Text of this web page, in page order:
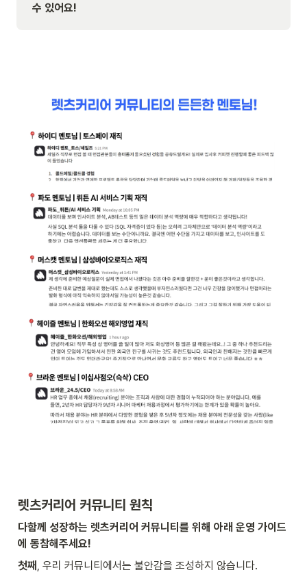
수 있어요!
렛츠커리어 커뮤니티 원칙
다함께 성장하는 렛츠커리어 커뮤니티를 위해 아래 운영 가이드
에 동참해주세요!
첫째 , 우리 커뮤니티에서는 불안감을 조성하지 않습니다.